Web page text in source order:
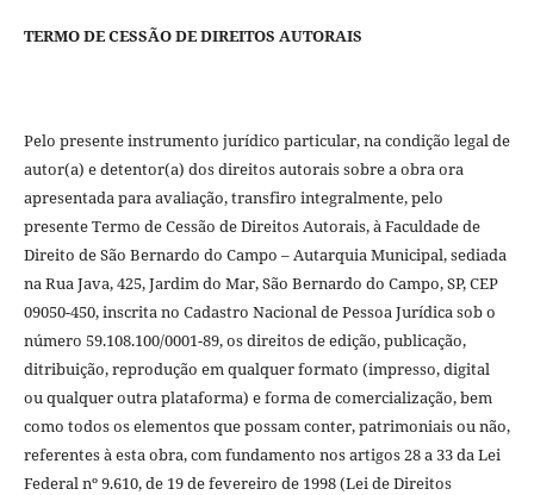
TERMO DE CESSÃO DE DIREITOS AUTORAIS
Pelo presente instrumento jurídico particular, na condição legal de
autor(a) e detentor(a) dos direitos autorais sobre a obra ora
apresentada para avaliação, transfiro integralmente, pelo
presente Termo de Cessão de Direitos Autorais, à Faculdade de
Direito de São Bernardo do Campo – Autarquia Municipal, sediada
na Rua Java, 425, Jardim do Mar, São Bernardo do Campo, SP, CEP
09050-450, inscrita no Cadastro Nacional de Pessoa Jurídica sob o
número 59.108.100/0001-89, os direitos de edição, publicação,
ditribuição, reprodução em qualquer formato (impresso, digital
ou qualquer outra plataforma) e forma de comercialização, bem
como todos os elementos que possam conter, patrimoniais ou não,
referentes à esta obra, com fundamento nos artigos 28 a 33 da Lei
Federal nº 9.610, de 19 de fevereiro de 1998 (Lei de Direitos